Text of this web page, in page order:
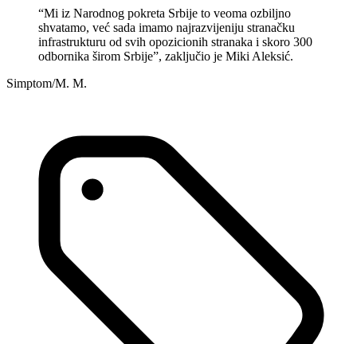
“Mi iz Narodnog pokreta Srbije to veoma ozbiljno
shvatamo, već sada imamo najrazvijeniju stranačku
infrastrukturu od svih opozicionih stranaka i skoro 300
odbornika širom Srbije”, zaključio je Miki Aleksić.
Simptom/M. M.